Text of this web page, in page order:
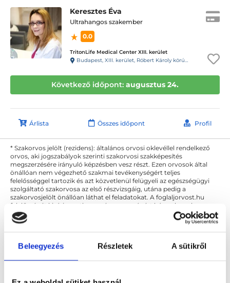
Beleegyezés Részletek A sütikről
Keresztes Éva
Ultrahangos szakember
0.0
TritonLife Medical Center XIII. kerület
Budapest, XIII. kerület, Róbert Károly körút 64.
Következő időpont: augusztus 24.
Árlista Összes időpont Profil
* Szakorvos jelölt (rezidens): általános orvosi oklevéllel rendelkező
orvos, aki jogszabályok szerinti szakorvosi szakképesítés
megszerzésére irányuló képzésben vesz részt. Ezen orvosok által
önállóan nem végezhető szakmai tevékenységért teljes
felelősséggel tartozik és azt közvetlenül felügyeli az egészségügyi
szolgáltató szakorvosa az első részvizsgáig, utána pedig a
szakorvosjelölt önállóan láthat el feladatokat. A foglaljorvost.hu
felelősségét kizárja esetleges névazonosságért bármely szakorvos
és szakorvosjelölt esetén.
Főoldal Ultrahangos szakember